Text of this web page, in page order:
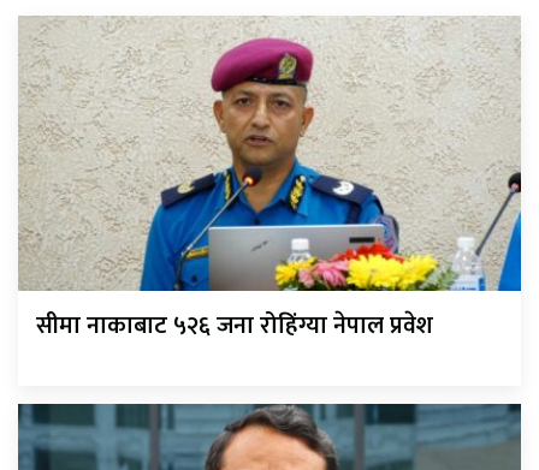
सीमा नाकाबाट ५२६ जना रोहिंग्या नेपाल प्रवेश